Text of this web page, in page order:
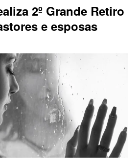
2º Grande Retiro
e esposas